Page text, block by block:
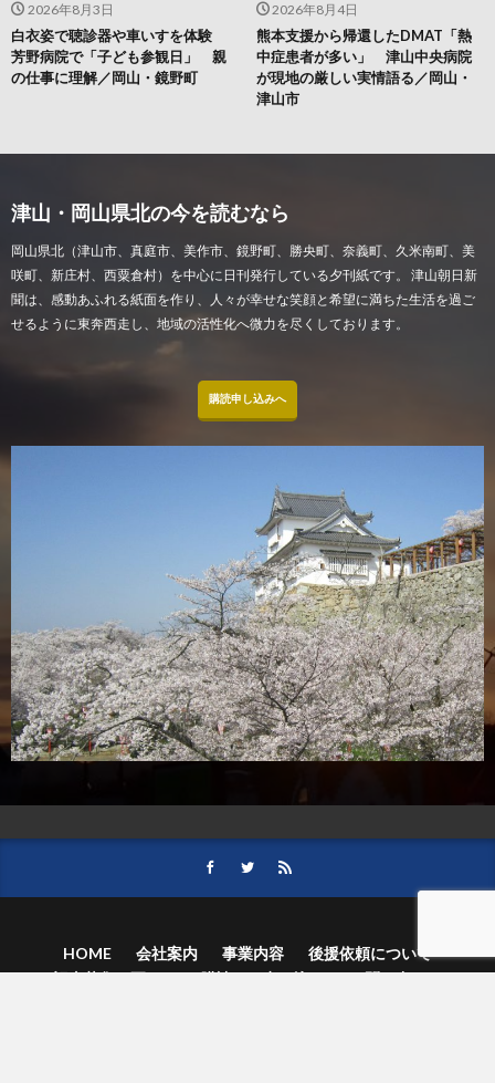
2026年8月4日
熊本支援から帰還したDMAT「熱
中症患者が多い」 津山中央病院
が現地の厳しい実情語る／岡山・
津山市
2026年8月3日
白衣姿で聴診器や車いすを体験
芳野病院で「子ども参観日」 親
の仕事に理解／岡山・鏡野町
津山・岡山県北の今を読むなら
岡山県北（津山市、真庭市、美作市、鏡野町、勝央町、奈義町、久米南町、美
咲町、新庄村、西粟倉村）を中心に日刊発行している夕刊紙です。 津山朝日新
聞は、感動あふれる紙面を作り、人々が幸せな笑顔と希望に満ちた生活を過ご
せるように東奔西走し、地域の活性化へ微力を尽くしております。
購読申し込みへ
HOME 会社案内 事業内容
後援依頼について
記事募集の要項
ご購読のお申し込み
お問い合わせ